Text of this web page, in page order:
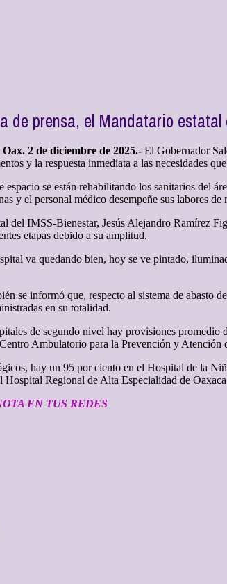
de prensa, el Mandatario
2 de diciembre de 2025.- El Gobernador
y la respuesta inmediata a las necesidades
espacio se están rehabilitando los sanitarios del
y el personal médico desempeñe sus labores de
del IMSS-Bienestar, Jesús Alejandro Ramírez
etapas debido a su amplitud.
va quedando bien, hoy se ve pintado,
se informó que, respecto al sistema de abasto
en su totalidad.
de segundo nivel hay provisiones
Ambulatorio para la Prevención y
hay un 95 por ciento en el Hospital de la
Hospital Regional de Alta Especialidad de
EN TUS REDES